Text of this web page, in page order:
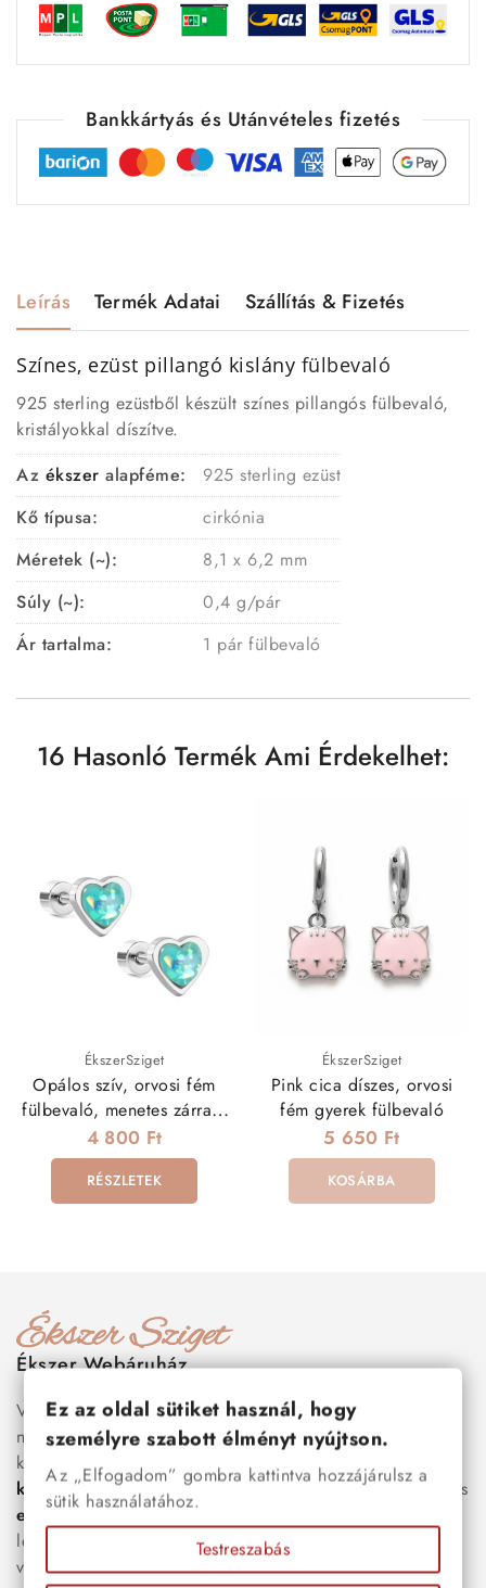
Bankkártyás és Utánvételes fizetés
Leírás Termék Adatai Szállítás & Fizetés
Színes, ezüst pillangó kislány fülbevaló
925 sterling ezüstből készült színes pillangós fülbevaló,
kristályokkal díszítve.
Az ékszer alapféme:
925 sterling ezüst
Kő típusa:
cirkónia
Méretek (~):
8,1 x 6,2 mm
Súly (~):
0,4 g/pár
Ár tartalma:
1 pár fülbevaló
16 Hasonló Termék Ami Érdekelhet:
ÉkszerSziget
Opálos szív, orvosi fém
fülbevaló, menetes zárral -
türkiz
4 800 Ft
RÉSZLETEK
ÉkszerSziget
Pink cica díszes, orvosi
fém gyerek fülbevaló
5 650 Ft
KOSÁRBA
Ékszer Webáruház
Válogass több száz prémium minőségű, stílusos és tartós
nemesacél ékszer és orvosi fém ékszer közül, amelyek
között megtalálhatók a legnépszerűbb darabok is:
karkötők, nőinyakláncok,karikagyűrűk,fülbevalók
és
esküvői kiegészítőkegyaránt. Webáruházunkban a
legújabb trendeket követő, mégis időtálló ékszerek közül
választhatsz – legyen szó ajándékról, mindennapi
Ez az oldal sütiket használ, hogy
személyre szabott élményt nyújtson.
Az „Elfogadom” gombra kattintva hozzájárulsz a
sütik használatához.
Testreszabás